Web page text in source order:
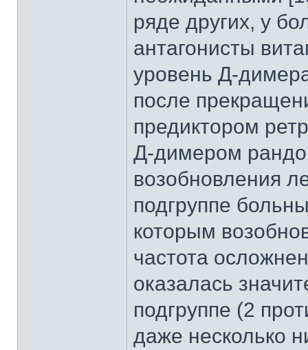
ряде других, у
антагонисты
уровень Д-
после
предиктором
Д-димером
возобновления
подгруппе
которым
частота
оказалась
подгруппе (2
даже несколько